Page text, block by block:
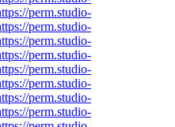
perm.studio-
perm.studio-
perm.studio-
perm.studio-
perm.studio-
perm.studio-
perm.studio-
perm.studio-